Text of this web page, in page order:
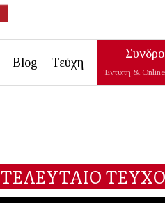
Blog Τεύχη
Έντυπη &
ΤΕΛΕΥΤΑΙΟ